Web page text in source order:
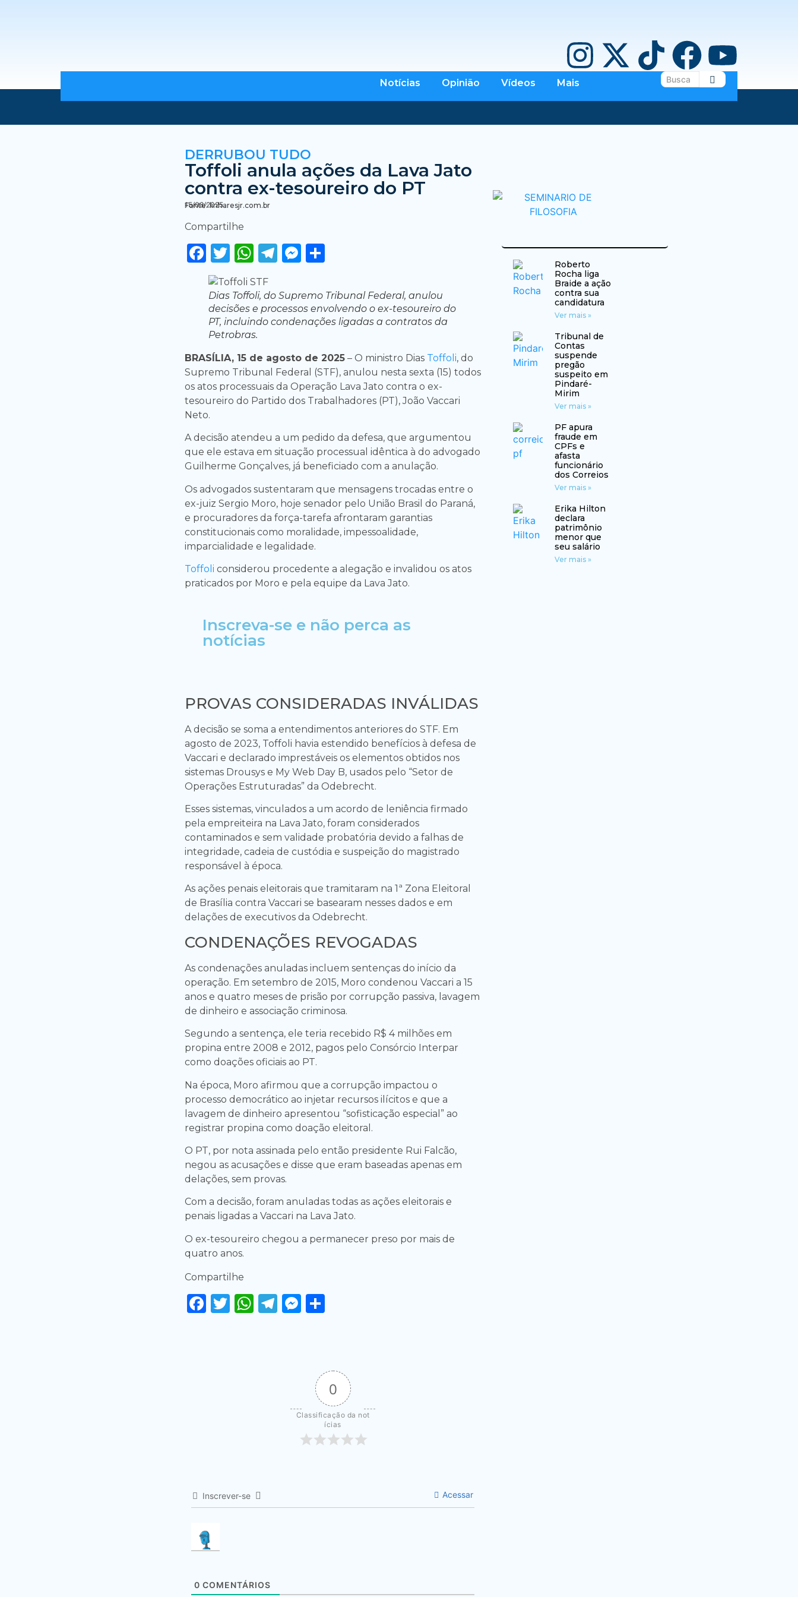
Notícias Opinião Vídeos Mais
DERRUBOU TUDO
Toffoli anula ações da Lava Jato
contra ex-tesoureiro do PT
Fonte: linharesjr.com.br
15/08/2025
Compartilhe
Facebook
Twitter
WhatsApp
Telegram
Messenger
Dias Toffoli, do Supremo Tribunal Federal, anulou
decisões e processos envolvendo o ex-tesoureiro do
PT, incluindo condenações ligadas a contratos da
Petrobras.
BRASÍLIA, 15 de agosto de 2025 – O ministro Dias Toffoli, do
Supremo Tribunal Federal (STF), anulou nesta sexta (15) todos
os atos processuais da Operação Lava Jato contra o ex-
tesoureiro do Partido dos Trabalhadores (PT), João Vaccari
Neto.
A decisão atendeu a um pedido da defesa, que argumentou
que ele estava em situação processual idêntica à do advogado
Guilherme Gonçalves, já beneficiado com a anulação.
Os advogados sustentaram que mensagens trocadas entre o
ex-juiz Sergio Moro, hoje senador pelo União Brasil do Paraná,
e procuradores da força-tarefa afrontaram garantias
constitucionais como moralidade, impessoalidade,
imparcialidade e legalidade.
Toffoli considerou procedente a alegação e invalidou os atos
praticados por Moro e pela equipe da Lava Jato.
Inscreva-se e não perca as
notícias
PROVAS CONSIDERADAS INVÁLIDAS
A decisão se soma a entendimentos anteriores do STF. Em
agosto de 2023, Toffoli havia estendido benefícios à defesa de
Vaccari e declarado imprestáveis os elementos obtidos nos
sistemas Drousys e My Web Day B, usados pelo “Setor de
Operações Estruturadas” da Odebrecht.
Esses sistemas, vinculados a um acordo de leniência firmado
pela empreiteira na Lava Jato, foram considerados
contaminados e sem validade probatória devido a falhas de
integridade, cadeia de custódia e suspeição do magistrado
responsável à época.
As ações penais eleitorais que tramitaram na 1ª Zona Eleitoral
de Brasília contra Vaccari se basearam nesses dados e em
delações de executivos da Odebrecht.
CONDENAÇÕES REVOGADAS
As condenações anuladas incluem sentenças do início da
operação. Em setembro de 2015, Moro condenou Vaccari a 15
anos e quatro meses de prisão por corrupção passiva, lavagem
de dinheiro e associação criminosa.
Segundo a sentença, ele teria recebido R$ 4 milhões em
propina entre 2008 e 2012, pagos pelo Consórcio Interpar
como doações oficiais ao PT.
Na época, Moro afirmou que a corrupção impactou o
processo democrático ao injetar recursos ilícitos e que a
lavagem de dinheiro apresentou “sofisticação especial” ao
registrar propina como doação eleitoral.
O PT, por nota assinada pelo então presidente Rui Falcão,
negou as acusações e disse que eram baseadas apenas em
delações, sem provas.
Com a decisão, foram anuladas todas as ações eleitorais e
penais ligadas a Vaccari na Lava Jato.
O ex-tesoureiro chegou a permanecer preso por mais de
quatro anos.
Compartilhe
Facebook
Twitter
WhatsApp
Telegram
Messenger
0
Classificação da not
ícias
Inscrever-se Acessar
0 COMENTÁRIOS
Roberto
Rocha liga
Braide a ação
contra sua
candidatura
Ver mais »
Tribunal de
Contas
suspende
pregão
suspeito em
Pindaré-
Mirim
Ver mais »
PF apura
fraude em
CPFs e
afasta
funcionário
dos Correios
Ver mais »
Erika Hilton
declara
patrimônio
menor que
seu salário
Ver mais »